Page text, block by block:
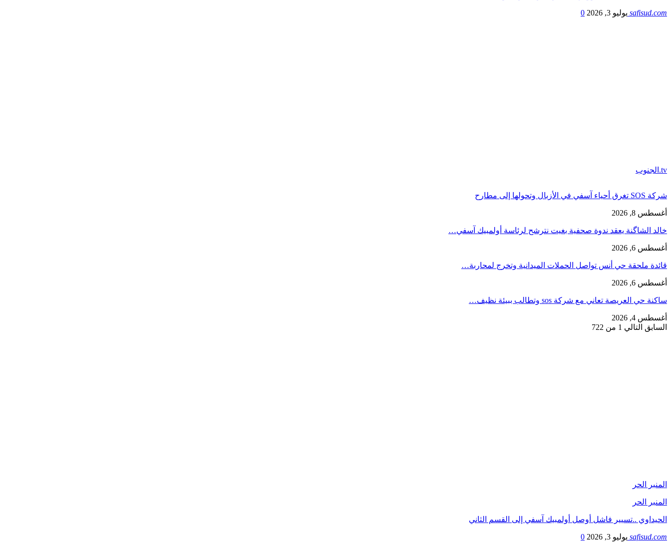
safisud.com يوليو 3, 2026 0
tv.الجنوب
شركة SOS تغرق أحياء آسفي في الأزبال وتحولها إلى مطارح
أغسطس 8, 2026
خالد الشاگنة يعقد ندوة صحفية بغيت نترشح لرئاسة أولمبيك آسفي…
أغسطس 6, 2026
قائدة ملحقة حي أنس تواصل الحملات الميدانية وتخرج لمحاربة…
أغسطس 6, 2026
ساكنة حي العريصة تعاني مع شركة sos وتطالب ببيئة نظيف…
أغسطس 4, 2026
السابق التالي 1 من 722
المنبر الحر
المنبر الحر
الحيداوي ..تسيير فاشل أوصل أولمبيك آسفي إلى القسم الثاني
safisud.com يوليو 3, 2026 0